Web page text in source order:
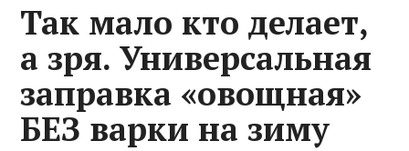
Так мало кто делает,
а зря. Универсальная
заправка «овощная»
БЕЗ варки на зиму